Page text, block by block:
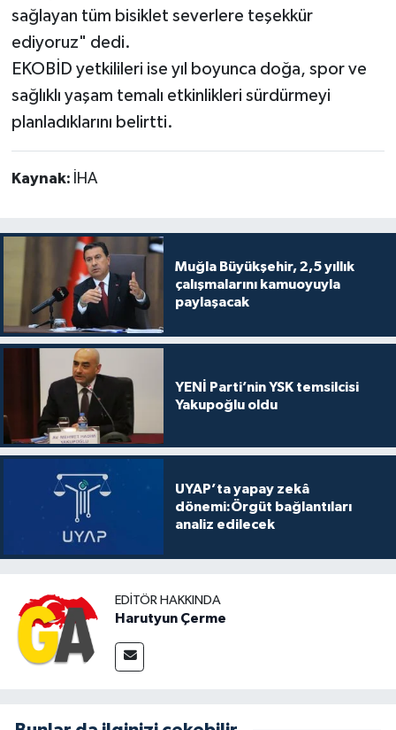
sağlayan tüm bisiklet severlere teşekkür
ediyoruz" dedi.
EKOBİD yetkilileri ise yıl boyunca doğa, spor ve
sağlıklı yaşam temalı etkinlikleri sürdürmeyi
planladıklarını belirtti.
Kaynak: İHA
Muğla Büyükşehir, 2,5 yıllık
çalışmalarını kamuoyuyla
paylaşacak
YENİ Parti’nin YSK temsilcisi
Yakupoğlu oldu
UYAP’ta yapay zekâ
dönemi:Örgüt bağlantıları
analiz edilecek
EDITÖR HAKKINDA
Harutyun Çerme